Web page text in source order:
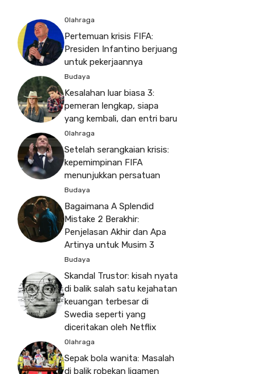
Olahraga
Pertemuan krisis FIFA:
Presiden Infantino berjuang
untuk pekerjaannya
Budaya
Kesalahan luar biasa 3:
pemeran lengkap, siapa
yang kembali, dan entri baru
Olahraga
Setelah serangkaian krisis:
kepemimpinan FIFA
menunjukkan persatuan
Budaya
Bagaimana A Splendid
Mistake 2 Berakhir:
Penjelasan Akhir dan Apa
Artinya untuk Musim 3
Budaya
Skandal Trustor: kisah nyata
di balik salah satu kejahatan
keuangan terbesar di
Swedia seperti yang
diceritakan oleh Netflix
Olahraga
Sepak bola wanita: Masalah
di balik robekan ligamen